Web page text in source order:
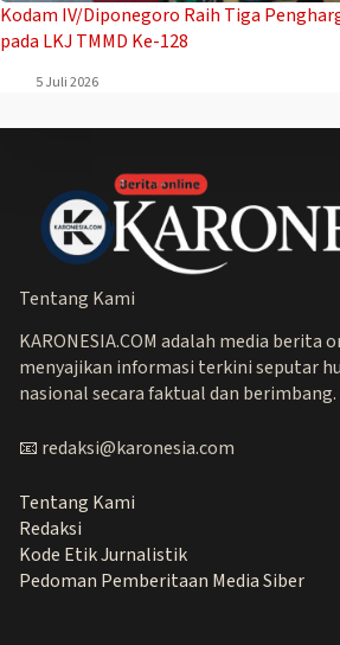
Kodam IV/Diponegoro Raih Tiga
pada LKJ TMMD Ke-128
5 Juli 2026
Tentang Kami
KARONESIA.COM adalah media berita
menyajikan informasi terkini seputar
nasional secara faktual dan berimbang.
📧 redaksi@karonesia.com
Tentang Kami
Redaksi
Kode Etik Jurnalistik
Pedoman Pemberitaan Media Siber